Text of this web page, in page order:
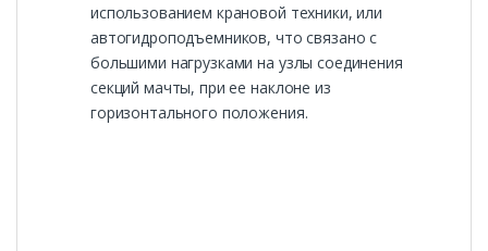
использованием крановой техники, или
автогидроподъемников, что связано с
большими нагрузками на узлы соединения
секций мачты, при ее наклоне из
горизонтального положения.